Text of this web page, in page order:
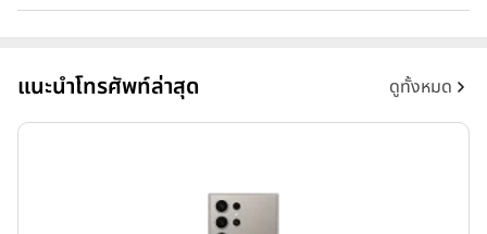
แนะนำโทรศัพท์ล่าสุด ดูทั้งหมด